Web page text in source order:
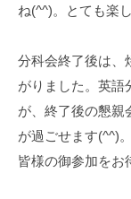
ね(^^)。とても楽
分科会終了後は、
がりました。英語
が、終了後の懇親
が過ごせます(^^)。
皆様の御参加をお